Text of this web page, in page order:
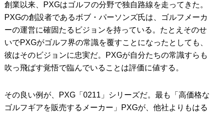
創業以来、PXGはゴルフの分野で独自路線を走ってきた。
PXGの創設者であるボブ・パーソンズ氏は、ゴルフメーカ
ーの運営に確固たるビジョンを持っている。たとえそのせ
いでPXGがゴルフ界の常識を覆すことになったとしても、
彼はそのビジョンに忠実だ。PXGが自分たちの常識すらも
吹っ飛ばす覚悟で臨んでいることは評価に値する。
その良い例が、PXG「0211」シリーズだ。最も「高価格な
ゴルフギアを販売するメーカー」PXGが、他社よりもはる